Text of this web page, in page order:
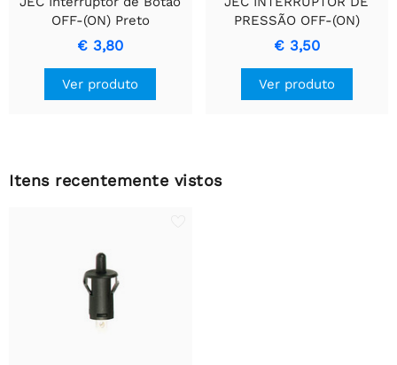
OFF-(ON) Preto
€ 3,80
Ver produto
PRESSÃO OFF-(ON)
PRETO 1A - 250V
€ 3,50
Ver produto
Itens recentemente vistos